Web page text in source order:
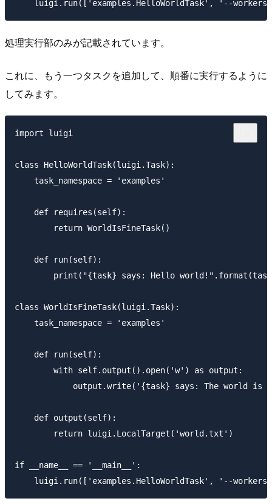
処理実行部のみが記載されています。
これに、もう一つタスクを追加して、順番に実行するように
してみます。
import luigi
class HelloWorldTask(luigi.Task):
    task_namespace = 'examples'
    def requires(self):
        return WorldIsFineTask()
    def run(self):
print("{task} says: Hello
class WorldIsFineTask(luigi.Task):
    task_namespace = 'examples'
    def run(self):
        with self.output().open('w') as output:
output.write('{task} says: The world is
    def output(self):
        return luigi.LocalTarget('world.txt')
if __name__ == '__main__':